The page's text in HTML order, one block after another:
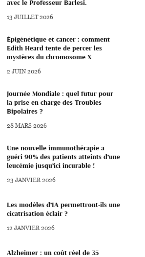
avec le Professeur Barlesi.
13 JUILLET 2026
Épigénétique et cancer : comment
Edith Heard tente de percer les
mystères du chromosome X
2 JUIN 2026
Journée Mondiale : quel futur pour
la prise en charge des Troubles
Bipolaires ?
28 MARS 2026
Une nouvelle immunothérapie a
guéri 90% des patients atteints d’une
leucémie jusqu’ici incurable !
23 JANVIER 2026
Les modèles d’IA permettront-ils une
cicatrisation éclair ?
12 JANVIER 2026
Alzheimer : un coût réel de 35